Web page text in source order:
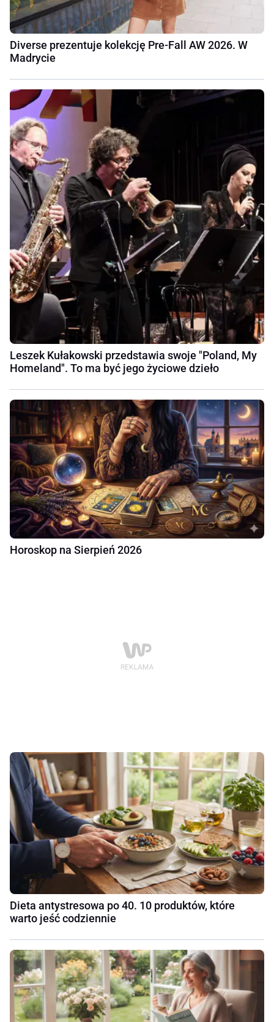
Diverse prezentuje kolekcję Pre-Fall AW 2026. W
Madrycie
Leszek Kułakowski przedstawia swoje "Poland, My
Homeland". To ma być jego życiowe dzieło
Horoskop na Sierpień 2026
Dieta antystresowa po 40. 10 produktów, które
warto jeść codziennie